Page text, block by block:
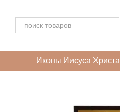
Иконы Иисуса Христа